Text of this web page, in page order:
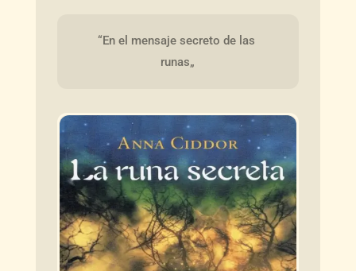
“En el mensaje secreto de las
runas„